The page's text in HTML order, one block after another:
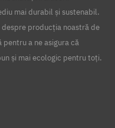
mai durabil și sustenabil.
producția noastră de
a ne asigura că
și mai ecologic pentru toți.